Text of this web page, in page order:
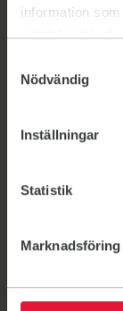
information
Nödvändig
Inställningar
Statistik
Marknadsföring